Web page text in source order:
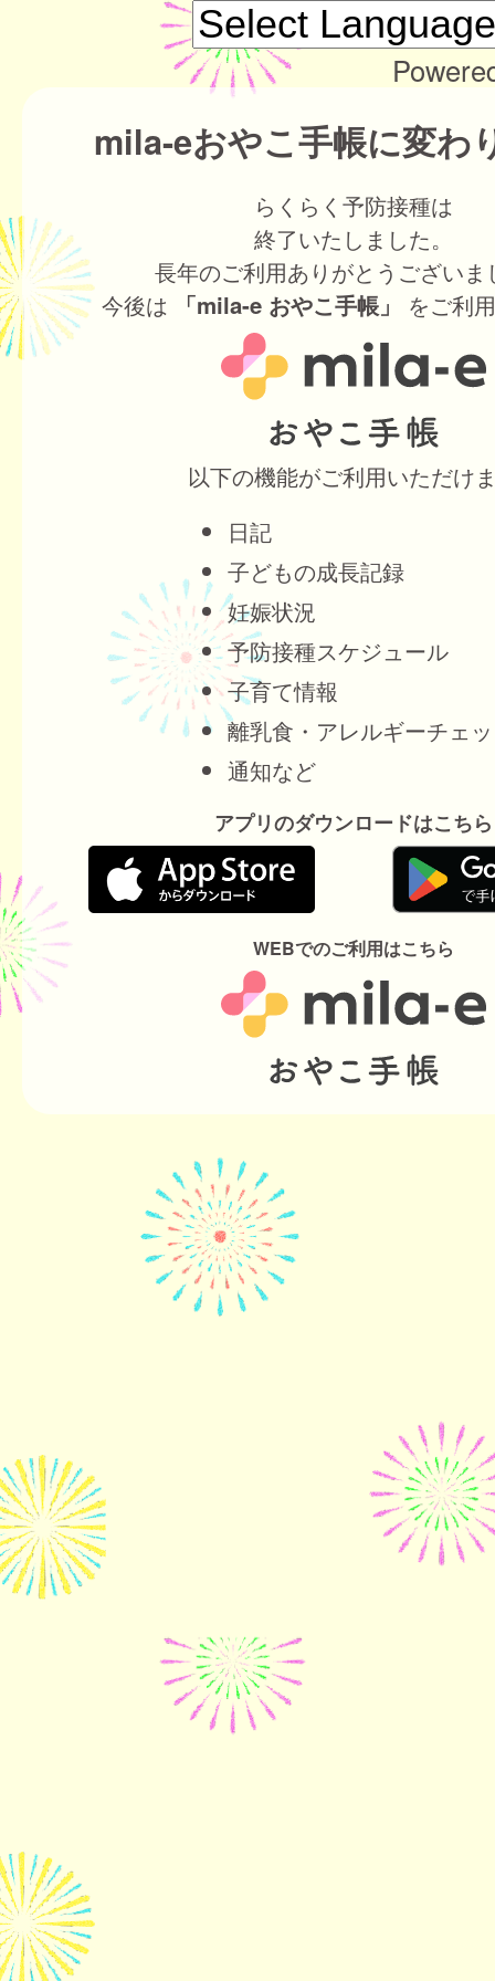
mila-eおやこ手帳に変わ
らくらく予防接種は
終了いたしました。
長年のご利用ありがとうございま
今後は
「mila-e おやこ手帳」 をご利
以下の機能がご利用いただけ
日記
子どもの成長記録
妊娠状況
予防接種スケジュール
子育て情報
離乳食・アレルギーチェ
通知など
アプリのダウンロードはこちら
WEBでのご利用はこちら